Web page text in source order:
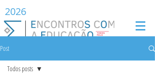
2026
Post
Todos posts